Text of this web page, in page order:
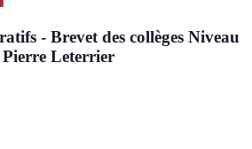
- Brevet des collèges Niveau
Leterrier